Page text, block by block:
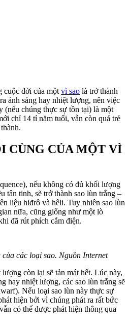
cuộc đời của một vì sao là trở thành
ánh sáng hay nhiệt lượng, nên việc
(nếu chúng thực sự tồn tại) là một
chỉ 14 tỉ năm tuổi, vẫn còn quá trẻ
CÙNG CỦA MỘT VÌ
nếu không có đủ khối lượng
tân tinh, sẽ trở thành sao lùn trắng –
liệu hiđrô và hêli. Tuy nhiên sao lùn
nữa, cũng giống như một lò
đã rút phích cắm điện.
các loại sao. Nguồn Internet
còn lại sẽ tản mát hết. Lúc này,
hay nhiệt lượng, các sao lùn trắng sẽ
Nếu loại sao lùn này thực sự
hiện bởi vì chúng phát ra rất bức
có thể được phát hiện thông qua